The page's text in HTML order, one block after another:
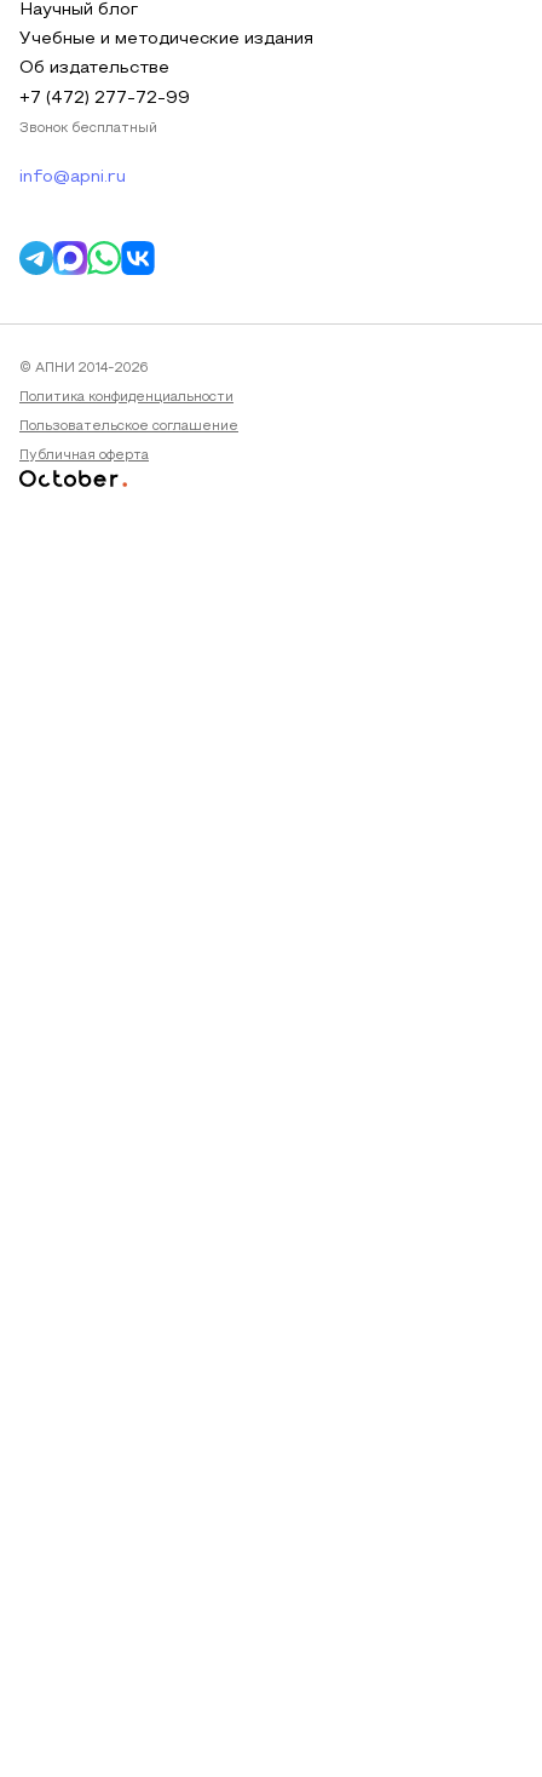
Научный блог
Учебные и методические издания
Об издательстве
+7 (472) 277-72-99
Звонок бесплатный
info@apni.ru
© АПНИ 2014-2026
Политика конфиденциальности
Пользовательское соглашение
Публичная оферта